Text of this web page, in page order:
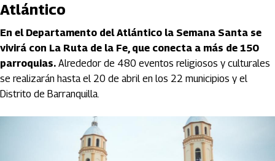
Atlántico
En el Departamento del Atlántico la Semana Santa se
vivirá con La Ruta de la Fe, que conecta a más de 150
parroquias. Alrededor de 480 eventos religiosos y culturales
se realizarán hasta el 20 de abril en los 22 municipios y el
Distrito de Barranquilla.